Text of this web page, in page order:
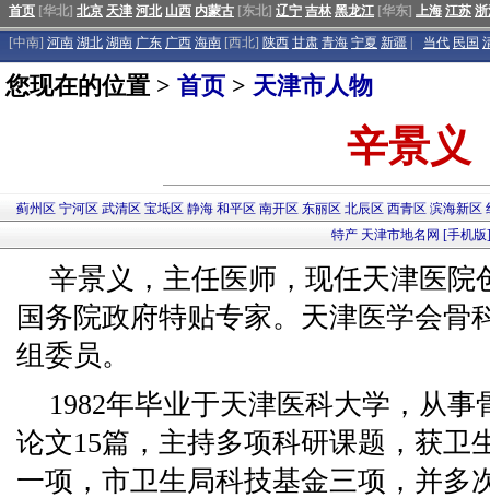
首页 [华北] 北京 天津 河北 山西 内蒙古 [东北] 辽宁 吉林 黑龙江 [华东] 上海 江苏
[中南] 河南 湖北 湖南 广东 广西 海南 [西北] 陕西 甘肃 青海 宁夏 新疆 当代 民国
您现在的位置 > 首页 > 天津市人物
辛景义
蓟州区 宁河区 武清区 宝坻区 静海 和平区 南开区 东丽区 北辰区 西青区 滨海新区
特产 天津市地名网 [手机版
辛景义，主任医师，现任天津医院
国务院政府特贴专家。天津医学会骨
组委员。
1982年毕业于天津医科大学，从
论文15篇，主持多项科研课题，获卫
一项，市卫生局科技基金三项，并多